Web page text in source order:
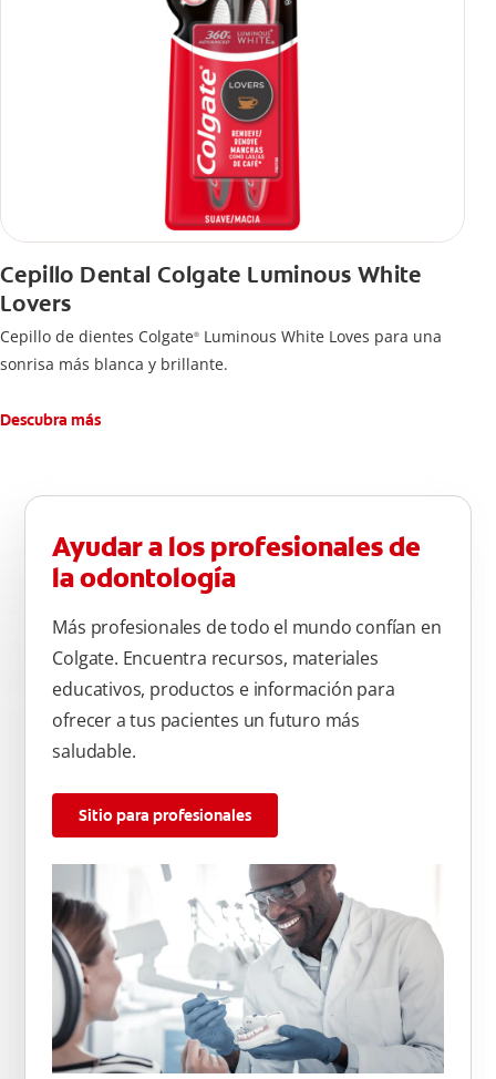
Cepillo Dental Colgate Luminous White
Lovers
Cepillo de dientes Colgate® Luminous White Loves para una
sonrisa más blanca y brillante.
Descubra más
Ayudar a los profesionales de
la odontología
Más profesionales de todo el mundo confían en
Colgate. Encuentra recursos, materiales
educativos, productos e información para
ofrecer a tus pacientes un futuro más
saludable.
Sitio para profesionales